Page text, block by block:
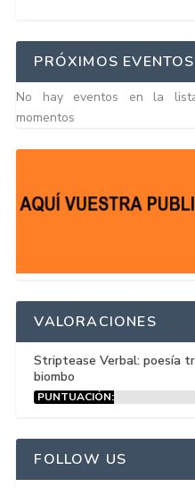
PRÓXIMOS EVENTOS
No hay eventos en la
momentos
VALORACIONES
Striptease Verbal: poesía
biombo
PUNTUACIÓN:
FOLLOW US